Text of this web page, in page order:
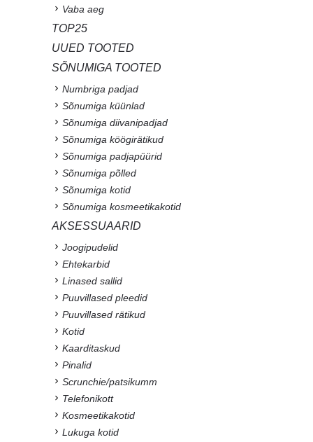
Vaba aeg
TOP25
UUED TOOTED
SÕNUMIGA TOOTED
Numbriga padjad
Sõnumiga küünlad
Sõnumiga diivanipadjad
Sõnumiga köögirätikud
Sõnumiga padjapüürid
Sõnumiga põlled
Sõnumiga kotid
Sõnumiga kosmeetikakotid
AKSESSUAARID
Joogipudelid
Ehtekarbid
Linased sallid
Puuvillased pleedid
Puuvillased rätikud
Kotid
Kaarditaskud
Pinalid
Scrunchie/patsikumm
Telefonikott
Kosmeetikakotid
Lukuga kotid